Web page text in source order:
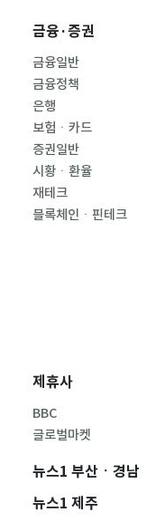
금융·증권
금융일반
금융정책
은행
보험ㆍ카드
증권일반
시황ㆍ환율
재테크
블록체인ㆍ핀테크
제휴사
BBC
글로벌마켓
뉴스1 부산ㆍ경남
뉴스1 제주